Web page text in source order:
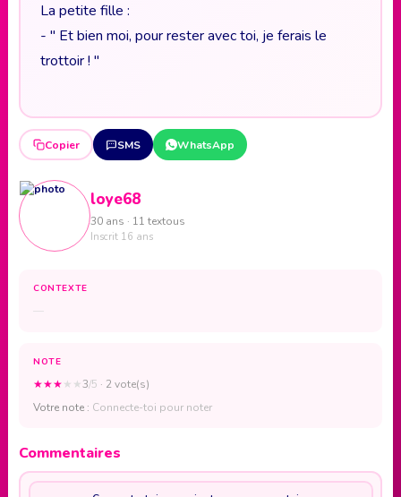
La petite fille :
- " Et bien moi, pour rester avec toi, je ferais le
trottoir ! "
Copier SMS WhatsApp
loye68
30 ans · 11 textous
Inscrit 16 ans
CONTEXTE
—
NOTE
★★★★ ★3/5 · 2 vote(s)
Votre note : Connecte-toi pour noter
Commentaires